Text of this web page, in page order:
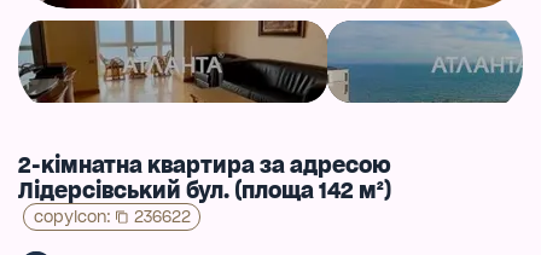
2-кімнатна квартира за адресою
Лідерсівський бул. (площа 142 м²)
copyIcon: 236622